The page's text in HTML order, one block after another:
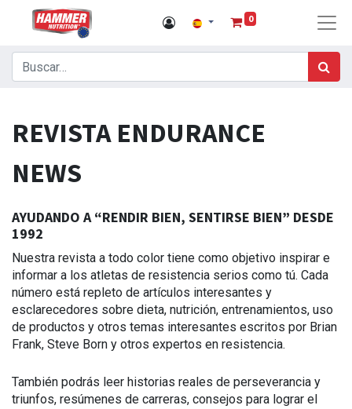
0
REVISTA ENDURANCE
NEWS
AYUDANDO A “RENDIR BIEN, SENTIRSE BIEN” DESDE
1992
Nuestra revista a todo color tiene como objetivo inspirar e
informar a los atletas de resistencia serios como tú. Cada
número está repleto de artículos interesantes y
esclarecedores sobre dieta, nutrición, entrenamientos, uso
de productos y otros temas interesantes escritos por Brian
Frank, Steve Born y otros expertos en resistencia.
También podrás leer historias reales de perseverancia y
triunfos, resúmenes de carreras, consejos para lograr el